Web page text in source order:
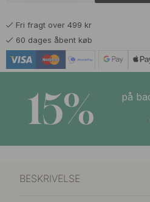
Mat Sort
Fri fragt over 499 kr
60 dages åbent køb
15%
på
BESKRIVELSE